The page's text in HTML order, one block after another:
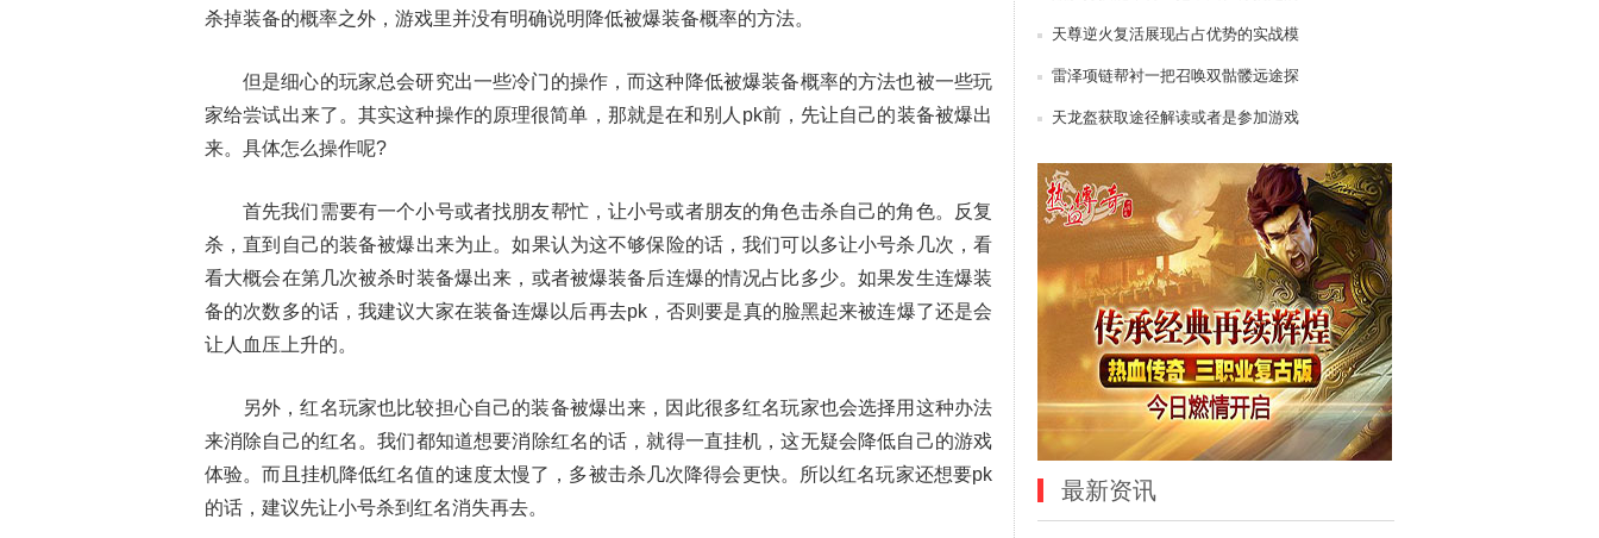
杀掉装备的概率之外，游戏里并没有明确说明降低被爆装备概率的方法。
但是细心的玩家总会研究出一些冷门的操作，而这种降低被爆装备概率的方法也被一些玩
家给尝试出来了。其实这种操作的原理很简单，那就是在和别人pk前，先让自己的装备被爆出
来。具体怎么操作呢?
首先我们需要有一个小号或者找朋友帮忙，让小号或者朋友的角色击杀自己的角色。反复
杀，直到自己的装备被爆出来为止。如果认为这不够保险的话，我们可以多让小号杀几次，看
看大概会在第几次被杀时装备爆出来，或者被爆装备后连爆的情况占比多少。如果发生连爆装
备的次数多的话，我建议大家在装备连爆以后再去pk，否则要是真的脸黑起来被连爆了还是会
让人血压上升的。
另外，红名玩家也比较担心自己的装备被爆出来，因此很多红名玩家也会选择用这种办法
来消除自己的红名。我们都知道想要消除红名的话，就得一直挂机，这无疑会降低自己的游戏
体验。而且挂机降低红名值的速度太慢了，多被击杀几次降得会更快。所以红名玩家还想要pk
的话，建议先让小号杀到红名消失再去。
天尊逆火复活展现占占优势的实战模
雷泽项链帮衬一把召唤双骷髅远途探
天龙盔获取途径解读或者是参加游戏
最新资讯